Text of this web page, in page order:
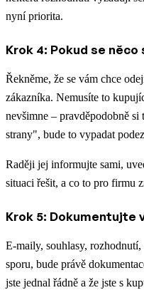
nyní priorita.
Krok 4: Pokud se
Řekněme, že se vám chce
zákazníka. Nemusíte to
nevšimne – pravděpodobně
strany", bude to vypadat
Raději jej informujte sami,
situaci řešit, a co to pro firmu
Krok 5: Dokumentujte
E-maily, souhlasy,
sporu, bude právě
jste jednal řádně a že jste s